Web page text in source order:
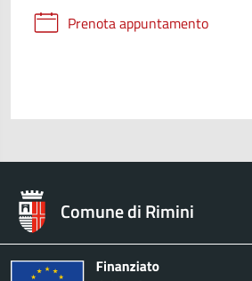
Prenota appuntamento
Comune di Rimini